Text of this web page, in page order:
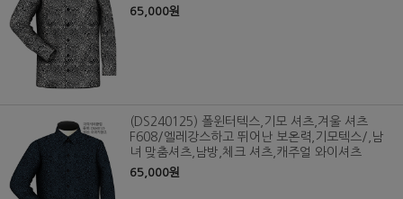
65,000원
(DS240125) 폴윈터텍스,기모 셔츠,겨울 셔츠
F608/엘레강스하고 뛰어난 보온력,기모텍스/,남
녀 맞춤셔츠,남방,체크 셔츠,캐주얼 와이셔츠
65,000원